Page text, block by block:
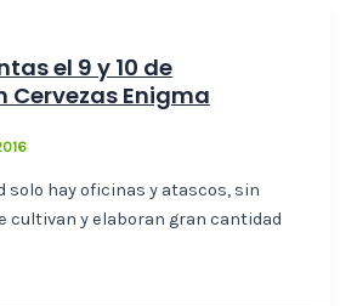
el 9 y 10 de
Cervezas Enigma
solo hay oficinas y atascos, sin
cultivan y elaboran gran cantidad